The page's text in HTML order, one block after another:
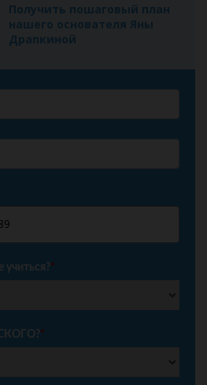
Получить пошаговый план
нашего основателя Яны
Драпкиной
учиться?*
*